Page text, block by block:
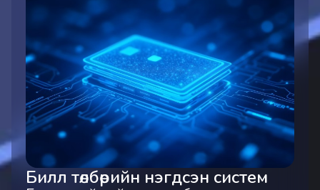
Билл төлбөрийн нэгдсэн систем